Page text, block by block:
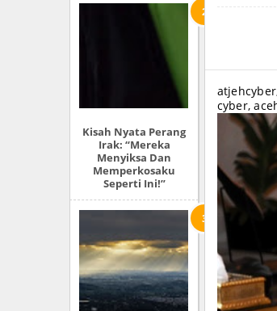
Kisah Nyata Perang
Irak: “Mereka
Menyiksa Dan
Memperkosaku
Seperti Ini!”
cyber,